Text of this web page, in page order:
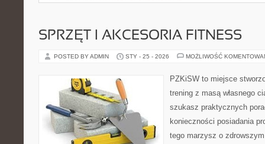
SPRZĘT I AKCESORIA FITNESS
POSTED BY ADMIN STY - 25 - 2026 MOŻLIWOŚĆ
PZKiSW to miejsce
trening z masą własnego
szukasz praktycznych
konieczności posiadania
tego marzysz o